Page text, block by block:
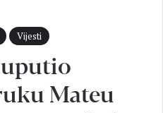
Vijesti
Mateu